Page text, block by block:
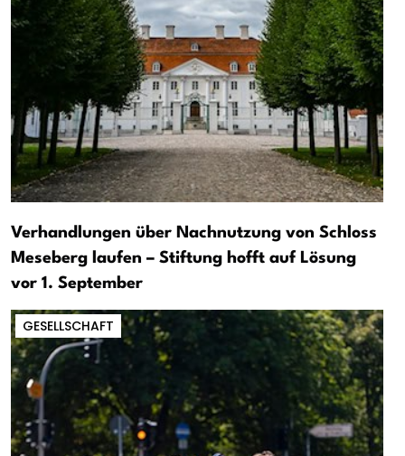
Verhandlungen über Nachnutzung von Schloss
Meseberg laufen – Stiftung hofft auf Lösung
vor 1. September
GESELLSCHAFT